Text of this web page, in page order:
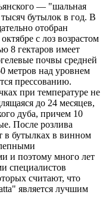
— "шальная
бутылок в год. В
отобран
с лоз возрастом
8 гектаров имеет
почвы средней
метров над уровнем
прессованию.
при температуре не
до 24 месяцев,
дуба, причем 10
После розлива
в бутылках в винном
и поэтому много лет
специалистов
считают, что
является лучшим